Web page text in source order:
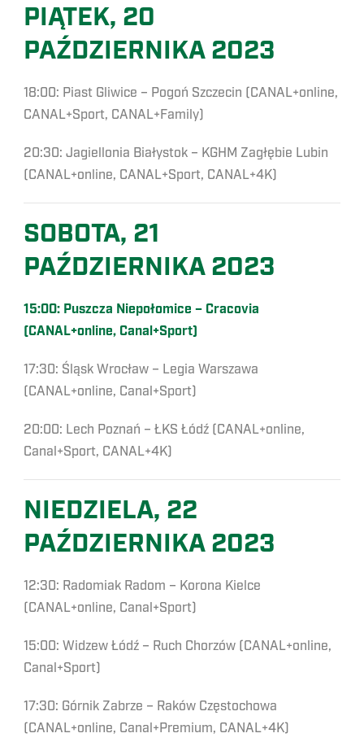
PIĄTEK, 20
PAŹDZIERNIKA 2023
18:00: Piast Gliwice – Pogoń Szczecin (CANAL+online,
CANAL+Sport, CANAL+Family)
20:30: Jagiellonia Białystok – KGHM Zagłębie Lubin
(CANAL+online, CANAL+Sport, CANAL+4K)
SOBOTA, 21
PAŹDZIERNIKA 2023
15:00: Puszcza Niepołomice – Cracovia
(CANAL+online, Canal+Sport)
17:30: Śląsk Wrocław – Legia Warszawa
(CANAL+online, Canal+Sport)
20:00: Lech Poznań – ŁKS Łódź (CANAL+online,
Canal+Sport, CANAL+4K)
NIEDZIELA, 22
PAŹDZIERNIKA 2023
12:30: Radomiak Radom – Korona Kielce
(CANAL+online, Canal+Sport)
15:00: Widzew Łódź – Ruch Chorzów (CANAL+online,
Canal+Sport)
17:30: Górnik Zabrze – Raków Częstochowa
(CANAL+online, Canal+Premium, CANAL+4K)